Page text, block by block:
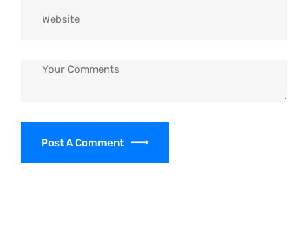
Post A Comment